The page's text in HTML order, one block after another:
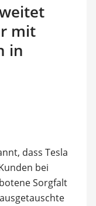
mit
in
dass Tesla
bei
Sorgfalt